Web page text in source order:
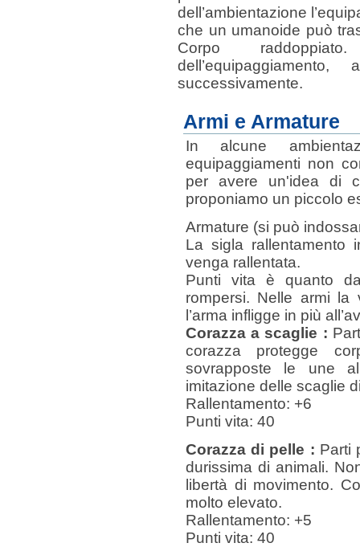
dell’ambientazione
che un umanoide può
Corpo
successivamente.
Armi e Armature
In alcune
equipaggiamenti non
per avere un'idea di
proponiamo un piccolo
Armature (si può
La sigla rallentamento
venga rallentata.
Punti vita è quanto
rompersi. Nelle armi
l’arma infligge in più
Corazza a scaglie :
corazza protegge
sovrapposte le une
imitazione delle scaglie
Rallentamento: +6
Punti vita: 40
Corazza di pelle : Parti
durissima di animali.
libertà di movimento.
molto elevato.
Rallentamento: +5
Punti vita: 40